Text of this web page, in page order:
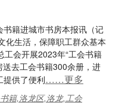
籍进城市书房本报讯（记
化生活，保障职工群众基本
会开展2023年“工会书籍
去工会书籍300余册，进
提供了便利……更多
籍,洛龙区,洛龙,工会